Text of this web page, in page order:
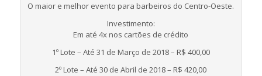
O maior e melhor evento para barbeiros do Centro-Oeste.
Investimento:
Em até 4x nos cartões de crédito
1º Lote – Até 31 de Março de 2018 – R$ 400,00
2º Lote – Até 30 de Abril de 2018 – R$ 420,00